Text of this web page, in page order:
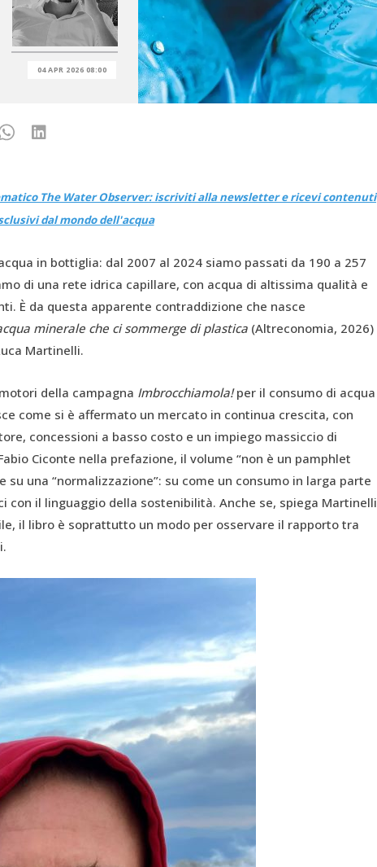
04 APR 2026 08:00
The Water Observer: iscriviti alla newsletter e ricevi contenuti
dal mondo dell'acqua
in bottiglia: dal 2007 al 2024 siamo passati da 190 a 257
di una rete idrica capillare, con acqua di altissima qualità e
È da questa apparente contraddizione che nasce
minerale che ci sommerge di plastica (Altreconomia, 2026)
Martinelli.
della campagna Imbrocchiamola!per il consumo di acqua
come si è affermato un mercato in continua crescita, con
concessioni a basso costo e un impiego massiccio di
Ciconte nella prefazione, il volume “non è un pamphlet
su una “normalizzazione”: su come un consumo in larga parte
con il linguaggio della sostenibilità. Anche se, spiega Martinelli
il libro è soprattutto un modo per osservare il rapporto tra